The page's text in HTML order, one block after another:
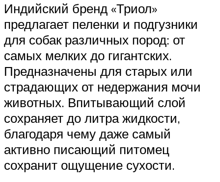
Индийский бренд «Триол»
предлагает пеленки и подгузники
для собак различных пород: от
самых мелких до гигантских.
Предназначены для старых или
страдающих от недержания мочи
животных. Впитывающий слой
сохраняет до литра жидкости,
благодаря чему даже самый
активно писающий питомец
сохранит ощущение сухости.